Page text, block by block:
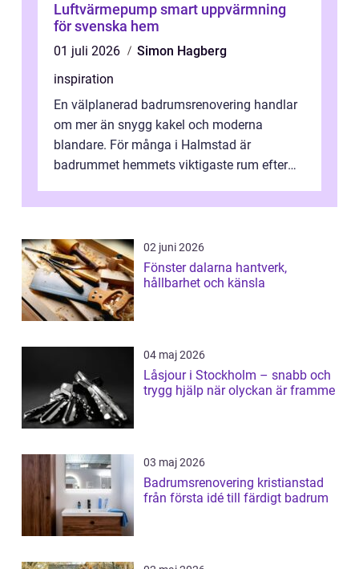
Luftvärmepump smart uppvärmning
för svenska hem
01 juli 2026
Simon Hagberg
inspiration
En välplanerad badrumsrenovering handlar
om mer än snygg kakel och moderna
blandare. För många i Halmstad är
badrummet hemmets viktigaste rum efter
02 juni 2026
Fönster dalarna hantverk,
hållbarhet och känsla
04 maj 2026
Låsjour i Stockholm – snabb och
trygg hjälp när olyckan är framme
03 maj 2026
Badrumsrenovering kristianstad
från första idé till färdigt badrum